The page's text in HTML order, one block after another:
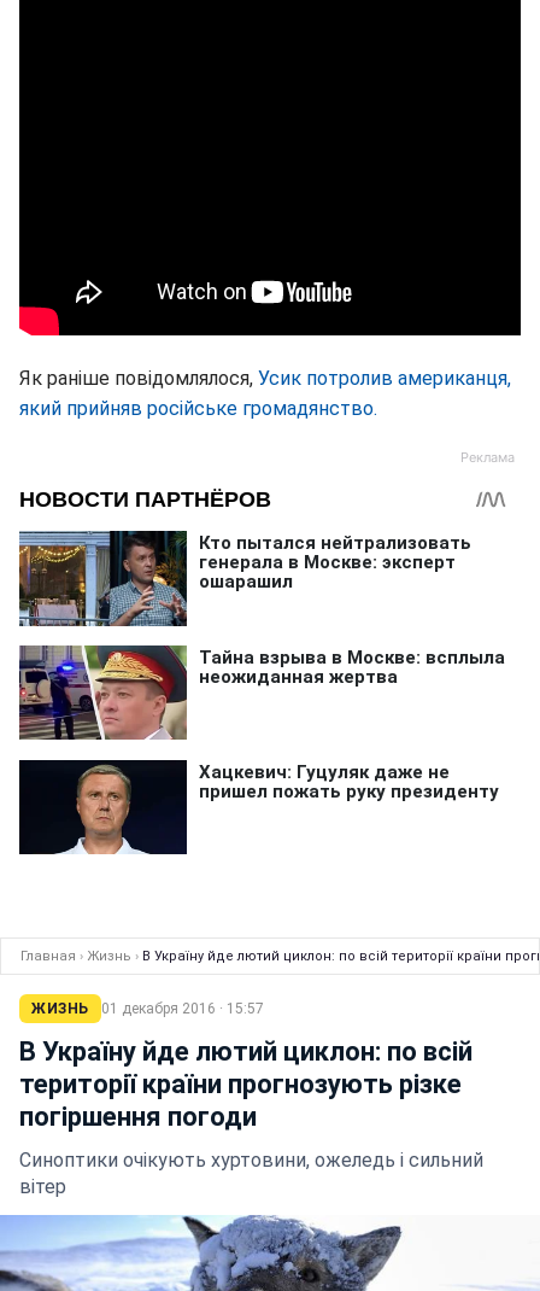
Як раніше повідомлялося, Усик потролив американця,
який прийняв російське громадянство.
Главная › Жизнь › В Україну йде лютий циклон: по всій території країни
ЖИЗНЬ 01 декабря 2016 · 15:57
В Україну йде лютий циклон: по всій
території країни прогнозують різке
погіршення погоди
Синоптики очікують хуртовини, ожеледь і сильний
вітер